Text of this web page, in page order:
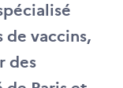
de vaccins,
des